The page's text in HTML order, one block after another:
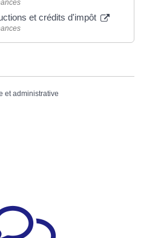
et crédits d'impôt
et administrative